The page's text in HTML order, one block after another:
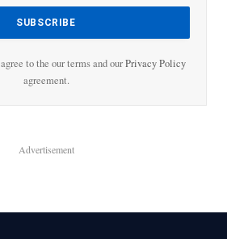
to the our terms and ourPrivacy Policy
agreement.
Advertisement